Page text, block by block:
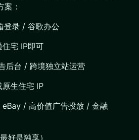
：
登录 / 谷歌办公
宅 IP即可
后台 / 跨境独立站运营
生住宅 IP
/ 高价值广告投放 / 金融
好是独享）